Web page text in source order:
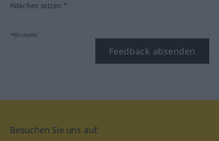
Häkchen setzen.*
*Pflichtfeld
Feedback absenden
Besuchen Sie uns auf: